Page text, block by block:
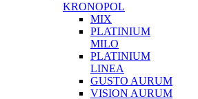
KRONOPOL
MIX
PLATINIUM
MILO
PLATINIUM
LINEA
GUSTO AURUM
VISION AURUM